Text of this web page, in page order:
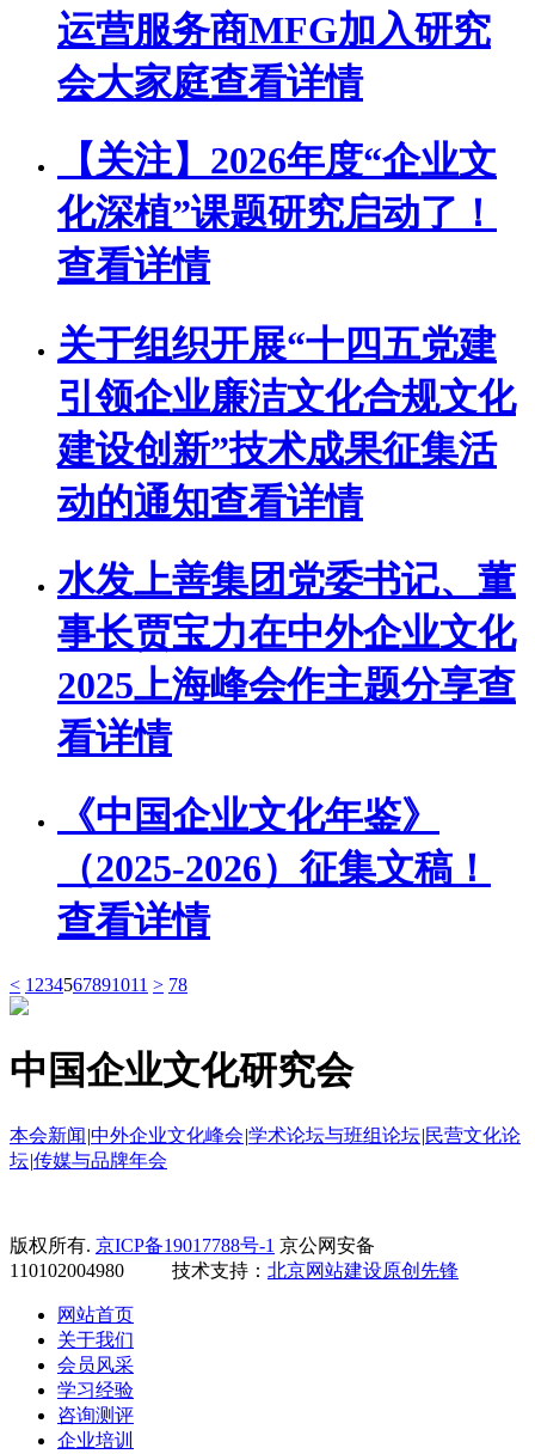
运营服务商MFG加入研究
会大家庭查看详情
【关注】2026年度“企业文
化深植”课题研究启动了！
查看详情
关于组织开展“十四五党建
引领企业廉洁文化合规文化
建设创新”技术成果征集活
动的通知查看详情
水发上善集团党委书记、董
事长贾宝力在中外企业文化
2025上海峰会作主题分享查
看详情
《中国企业文化年鉴》
（2025-2026）征集文稿！
查看详情
< 1 234567891011 > 78
中国企业文化研究会
本会新闻 |中外企业文化峰会|学术论坛与班组论坛|民营文化论
坛|传媒与品牌年会
版权所有. 京ICP备19017788号-1 京公网安备
110102004980 技术支持： 北京网站建设原创先锋
网站首页
关于我们
会员风采
学习经验
咨询测评
企业培训